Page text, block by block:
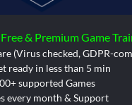
& Premium Game
(Virus checked, GDPR-
ready in less than 5 min
supported Games
every month & Support